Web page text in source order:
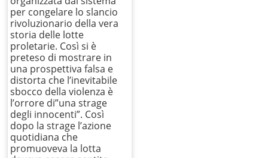
per congelare lo slancio
rivoluzionario della vera
storia delle lotte
proletarie. Così si è
preteso di mostrare in
una prospettiva falsa e
distorta che l’inevitabile
sbocco della violenza è
l’orrore di”una strage
degli innocenti”. Così
dopo la strage l’azione
quotidiana che
promuoveva la lotta